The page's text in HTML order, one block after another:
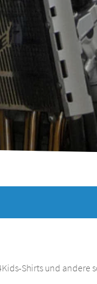
Shirts und andere